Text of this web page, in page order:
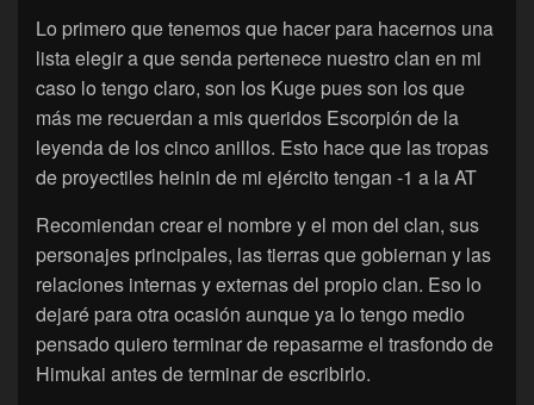
Lo primero que tenemos que hacer para hacernos una
lista elegir a que senda pertenece nuestro clan en mi
caso lo tengo claro, son los Kuge pues son los que
más me recuerdan a mis queridos Escorpión de la
leyenda de los cinco anillos. Esto hace que las tropas
de proyectiles heinin de mi ejército tengan -1 a la AT
Recomiendan crear el nombre y el mon del clan, sus
personajes principales, las tierras que gobiernan y las
relaciones internas y externas del propio clan. Eso lo
dejaré para otra ocasión aunque ya lo tengo medio
pensado quiero terminar de repasarme el trasfondo de
Himukai antes de terminar de escribirlo.